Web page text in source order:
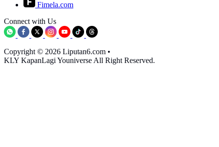
Fimela.com
Connect with Us
Copyright © 2026 Liputan6.com •
KLY KapanLagi Youniverse All Right Reserved.